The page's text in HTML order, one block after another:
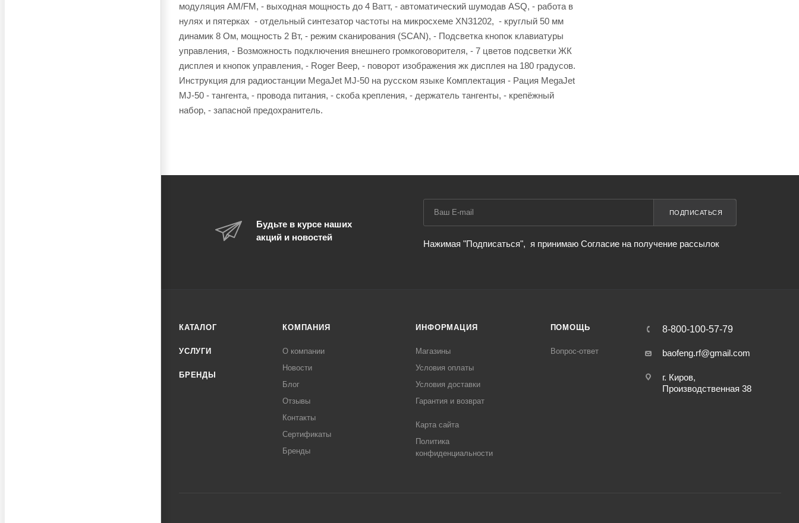
модуляция AM/FM, - выходная мощность до 4 Ватт, - автоматический шумодав ASQ, - работа в
нулях и пятерках - отдельный синтезатор частоты на микросхеме XN31202, - круглый 50 мм
динамик 8 Ом, мощность 2 Вт, - режим сканирования (SCAN), - Подсветка кнопок клавиатуры
управления, - Возможность подключения внешнего громкоговорителя, - 7 цветов подсветки ЖК
дисплея и кнопок управления, - Roger Beep, - поворот изображения жк дисплея на 180 градусов.
Инструкция для радиостанции MegaJet MJ-50 на русском языке Комплектация - Рация MegaJet
MJ-50 - тангента, - провода питания, - скоба крепления, - держатель тангенты, - крепёжный
набор, - запасной предохранитель.
Будьте в курсе наших
акций и новостей
ПОДПИСАТЬСЯ
Нажимая "Подписаться", я принимаю Согласие на получение рассылок
КАТАЛОГ
УСЛУГИ
БРЕНДЫ
КОМПАНИЯ
О компании
Новости
Блог
Отзывы
Контакты
Сертификаты
Бренды
ИНФОРМАЦИЯ
Магазины
Условия оплаты
Условия доставки
Гарантия и возврат
Карта сайта
Политика
конфиденциальности
ПОМОЩЬ
Вопрос-ответ
8-800-100-57-79
baofeng.rf@gmail.com
г. Киров,
Производственная 38